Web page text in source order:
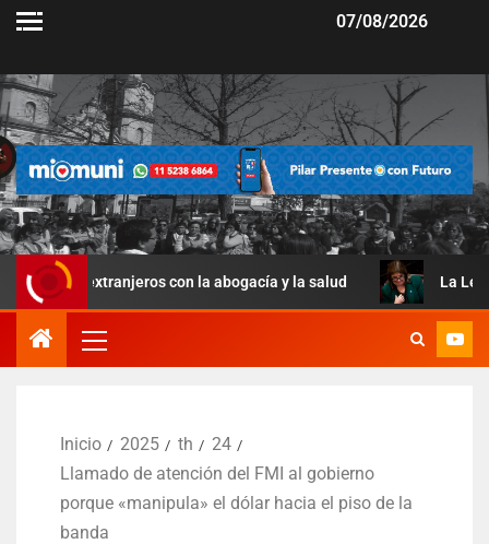
07/08/2026
extranjeros con la abogacía y la salud La Ley de
Inicio 2025 th
24
Llamado de atención del FMI al gobierno
porque «manipula» el dólar hacia el piso de la
banda